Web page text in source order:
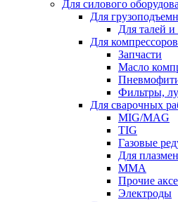
Для силового
Для
Для талей и
Для
Запчасти
Масло
Фильтры,
Для сварочных
MIG/MAG
TIG
Газовые
Для
ММА
Прочие
Электроды